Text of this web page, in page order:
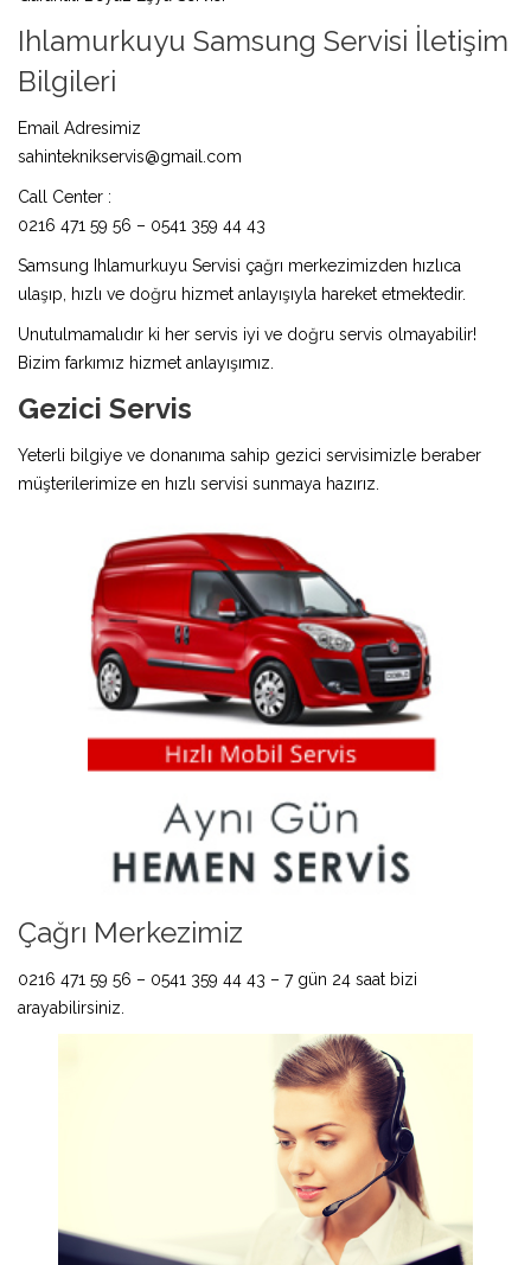
Ihlamurkuyu Samsung Servisi İletişim
Bilgileri
Email Adresimiz
sahinteknikservis@gmail.com
Call Center :
0216 471 59 56 – 0541 359 44 43
Samsung Ihlamurkuyu Servisi çağrı merkezimizden hızlıca
ulaşıp, hızlı ve doğru hizmet anlayışıyla hareket etmektedir.
Unutulmamalıdır ki her servis iyi ve doğru servis olmayabilir!
Bizim farkımız hizmet anlayışımız.
Gezici Servis
Yeterli bilgiye ve donanıma sahip gezici servisimizle beraber
müşterilerimize en hızlı servisi sunmaya hazırız.
Çağrı Merkezimiz
0216 471 59 56 – 0541 359 44 43 – 7 gün 24 saat bizi
arayabilirsiniz.